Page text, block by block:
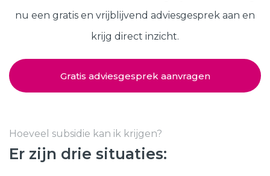
nu een gratis en vrijblijvend adviesgesprek aan en
krijg direct inzicht.
Gratis adviesgesprek aanvragen
Hoeveel subsidie kan ik krijgen?
Er zijn drie situaties:
Schuifpuien
Subsidies
SHOWROOM BEZOEKEN